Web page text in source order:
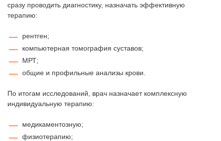
сразу проводить диагностику, назначать эффективную
терапию:
рентген;
компьютерная томография суставов;
МРТ;
общие и профильные анализы крови.
По итогам исследований, врач назначает комплексную
индивидуальную терапию:
медикаментозную;
физиотерапию;